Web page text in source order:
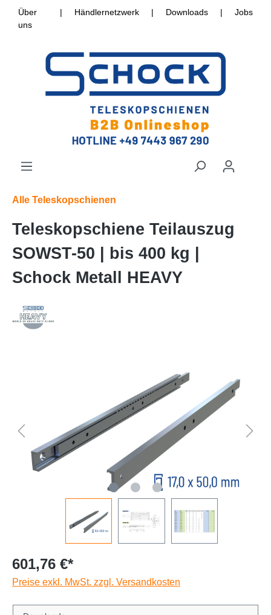
Über
uns
| Händlernetzwerk | Downloads | Jobs
Alle Teleskopschienen
Teleskopschiene Teilauszug
SOWST-50 | bis 400 kg |
Schock Metall HEAVY
601,76 €*
Preise exkl. MwSt. zzgl. Versandkosten